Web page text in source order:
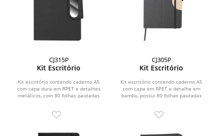
CJ315P
Kit Escritório
Kit escritório contendo caderno A5
com capa dura em RPET e detalhes
metálicos, com 80 folhas pautadas
CJ305P
Kit Escritório
Kit escritório contendo caderno A5
com capa em RPET e detalhe em
bambu, possui 80 folhas pautadas